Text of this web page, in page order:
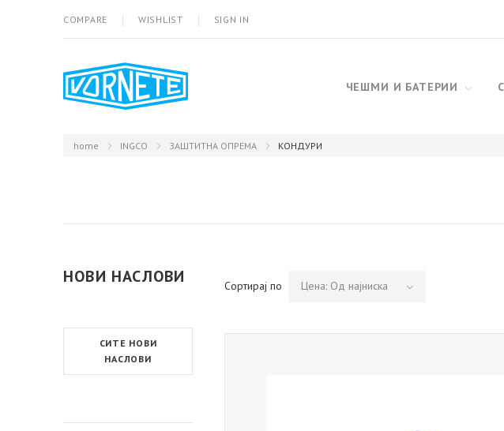
COMPARE WISHLIST SIGN IN
ЧЕШМИ И БАТЕРИИ
home INGCO ЗАШТИТНА ОПРЕМА КОНДУРИ
Сортирај по Цена: Од најниска
НОВИ НАСЛОВИ
СИТЕ НОВИ
НАСЛОВИ